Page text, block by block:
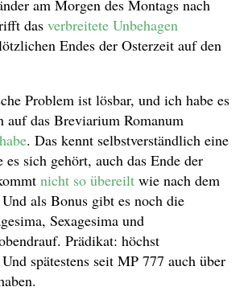
am Morgen des Montags nach
das verbreitete Unbehagen
Endes der Osterzeit auf den
Problem ist lösbar, und ich habe es
auf das Breviarium Romanum
. Das kennt selbstverständlich eine
sich gehört, auch das Ende der
nicht so übereilt wie nach dem
als Bonus gibt es noch die
Sexagesima und
Prädikat: höchst
spätestens seit MP 777 auch über